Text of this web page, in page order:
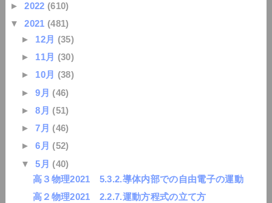
►2022 (610)
▼2021 (481)
► 12月 (35)
► 11月 (30)
► 10月 (38)
►9月 (46)
►8月 (51)
►7月 (46)
►6月 (52)
▼5月 (40)
高３物理2021 5.3.2.導体内部での自由電子の運動
高２物理2021 2.2.7.運動方程式の立て方